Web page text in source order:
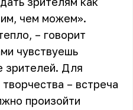
чем можем».
– говорит
чувствуешь
зрителей. Для
– встреча
произойти